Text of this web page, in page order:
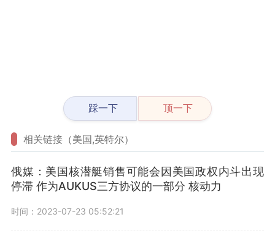
踩一下 顶一下
相关链接（美国,英特尔）
俄媒：美国核潜艇销售可能会因美国政权内斗出现
停滞 作为AUKUS三方协议的一部分 核动力
时间：2023-07-23 05:52:21